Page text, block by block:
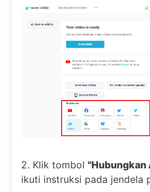
2. Klik tombol "Hubungkan
ikuti instruksi pada jendela